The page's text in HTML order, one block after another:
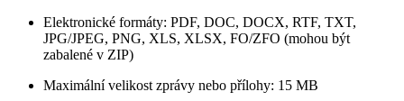
Elektronické formáty: PDF, DOC, DOCX, RTF, TXT,
JPG/JPEG, PNG, XLS, XLSX, FO/ZFO (mohou být
zabalené v ZIP)
Maximální velikost zprávy nebo přílohy: 15 MB